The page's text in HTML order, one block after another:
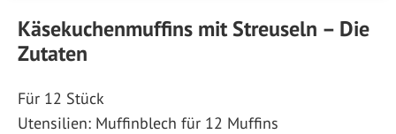
Käsekuchenmuffins mit Streuseln – Die
Zutaten
Für 12 Stück
Utensilien: Muffinblech für 12 Muffins